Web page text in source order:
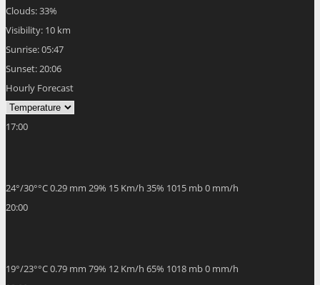
Clouds:33%
Visibility: 10 km
Sunrise:05:47
Sunset:20:06
Hourly Forecast
17:00
24°/30°°C0.29 mm 29% 15 Km/h 35% 1015 mb0 mm/h
20:00
19°/23°°C0.79 mm 79% 12 Km/h 65% 1018 mb0 mm/h